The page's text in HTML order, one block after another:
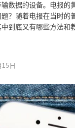
数据的设备。电报的
？随着电报在当时的
到底又有哪些方法和
日